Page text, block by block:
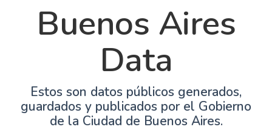
Buenos Aires
Data
Estos son datos públicos generados,
guardados y publicados por el Gobierno
de la Ciudad de Buenos Aires.